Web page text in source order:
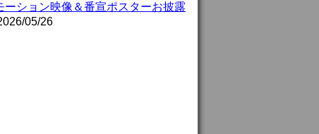
ーション映像＆番宣ポスターお披露
05/26